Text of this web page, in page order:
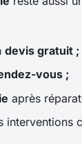
devis gratuit ;
vous ;
après
interventions